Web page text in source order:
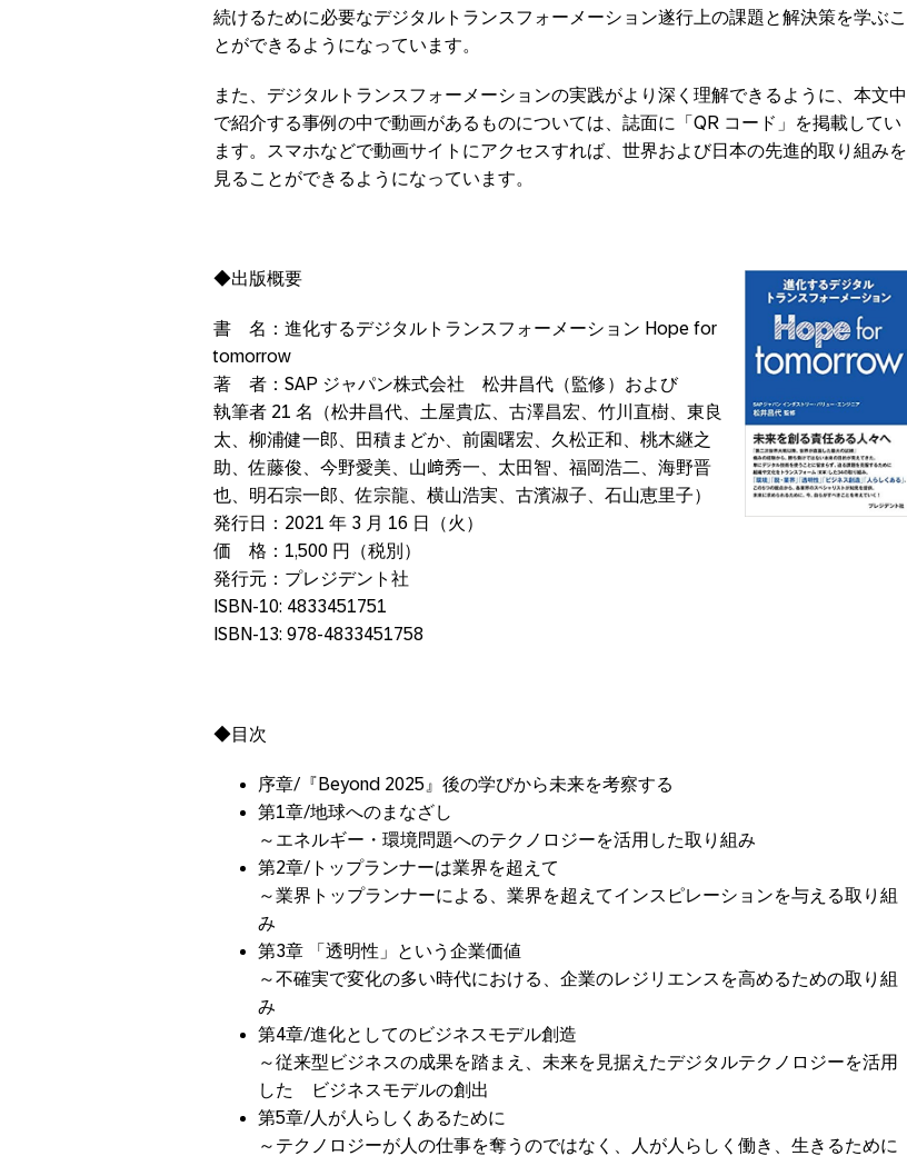
続けるために必要なデジタルトランスフォーメーション遂行上の課題と解決策を学ぶこ
とができるようになっています。
また、デジタルトランスフォーメーションの実践がより深く理解できるように、本文中
で紹介する事例の中で動画があるものについては、誌面に「QR コード」を掲載してい
ます。スマホなどで動画サイトにアクセスすれば、世界および日本の先進的取り組みを
見ることができるようになっています。
◆出版概要
書 名：進化するデジタルトランスフォーメーション Hope for
tomorrow
著 者：SAP ジャパン株式会社 松井昌代（監修）および
執筆者 21 名（松井昌代、土屋貴広、古澤昌宏、竹川直樹、東良
太、柳浦健一郎、田積まどか、前園曙宏、久松正和、桃木継之
助、佐藤俊、今野愛美、山﨑秀一、太田智、福岡浩二、海野晋
也、明石宗一郎、佐宗龍、横山浩実、古濱淑子、石山恵里子）
発行日：2021 年 3 月 16 日（火）
価 格：1,500 円（税別）
発行元：プレジデント社
ISBN-10: 4833451751
ISBN-13: 978-4833451758
◆目次
序章/『Beyond 2025』後の学びから未来を考察する
第1章/地球へのまなざし
～エネルギー・環境問題へのテクノロジーを活用した取り組み
第2章/トップランナーは業界を超えて
～業界トップランナーによる、業界を超えてインスピレーションを与える取り組
み
第3章 「透明性」という企業価値
～不確実で変化の多い時代における、企業のレジリエンスを高めるための取り組
み
第4章/進化としてのビジネスモデル創造
～従来型ビジネスの成果を踏まえ、未来を見据えたデジタルテクノロジーを活用
した ビジネスモデルの創出
第5章/人が人らしくあるために
～テクノロジーが人の仕事を奪うのではなく、人が人らしく働き、生きるために